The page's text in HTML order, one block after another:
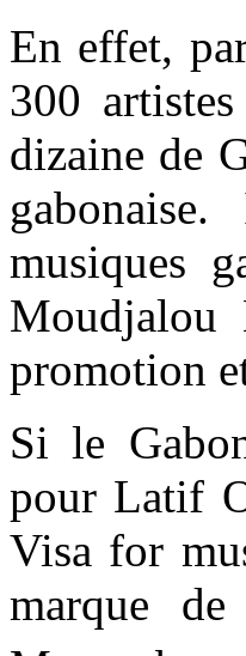
En effet,
300
dizaine de
musiques
Moudjalou
promotion
Si le
pour Latif
Visa for
marque